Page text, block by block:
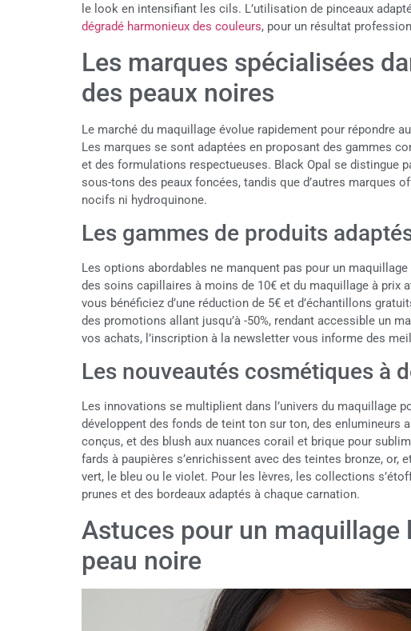
le look en intensifiant les cils. L’utilisation de pinceaux
dégradé harmonieux des couleurs, pour un résultat
Les marques spécialisées
des peaux noires
Le marché du maquillage évolue rapidement pour répondre
Les marques se sont adaptées en proposant des gammes
et des formulations respectueuses. Black Opal se distingue
sous-tons des peaux foncées, tandis que d’autres marques
nocifs ni hydroquinone.
Les gammes de produits
Les options abordables ne manquent pas pour un
des soins capillaires à moins de 10€ et du maquillage à prix
vous bénéficiez d’une réduction de 5€ et d’échantillons
des promotions allant jusqu’à -50%, rendant accessible un
vos achats, l’inscription à la newsletter vous informe des
Les nouveautés cosmétiques à
Les innovations se multiplient dans l’univers du maquillage
développent des fonds de teint ton sur ton, des enlumineurs
conçus, et des blush aux nuances corail et brique pour
fards à paupières s’enrichissent avec des teintes bronze, or,
vert, le bleu ou le violet. Pour les lèvres, les collections
prunes et des bordeaux adaptés à chaque carnation.
Astuces pour un maquillage
peau noire